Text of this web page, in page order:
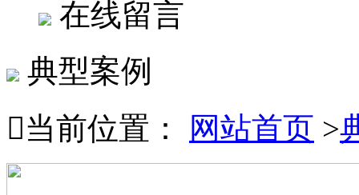
在线留言
典型案例
当前位置： 网站首页 >